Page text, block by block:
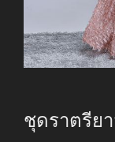
ชุดราตรีย